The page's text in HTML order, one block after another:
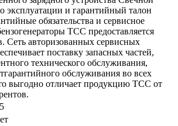
эксплуатации и гарантийный талон
обязательства и сервисное
ТСС предоставляется
Cеть авторизованных сервисных
поставку запасных частей,
технического обслуживания,
обслуживания во всех
выгодно отличает продукцию ТСС от